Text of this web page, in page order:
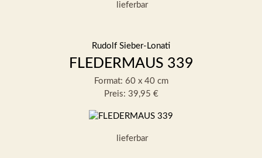
lieferbar
Rudolf Sieber-Lonati
FLEDERMAUS 339
Format: 60 x 40 cm
Preis: 39,95 €
lieferbar